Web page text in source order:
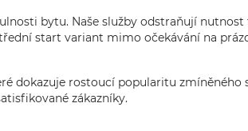
bytu. Naše služby odstraňují nutnost
start variant mimo očekávání na
dokazuje rostoucí popularitu zmíněného
zákazníky.